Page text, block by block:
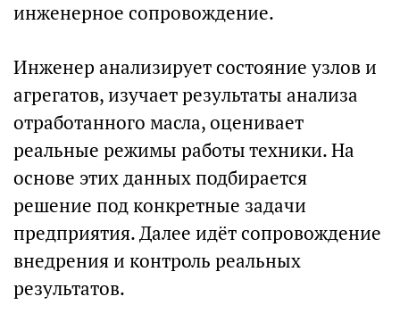
инженерное сопровождение.
Инженер анализирует состояние узлов и
агрегатов, изучает результаты анализа
отработанного масла, оценивает
реальные режимы работы техники. На
основе этих данных подбирается
решение под конкретные задачи
предприятия. Далее идёт сопровождение
внедрения и контроль реальных
результатов.